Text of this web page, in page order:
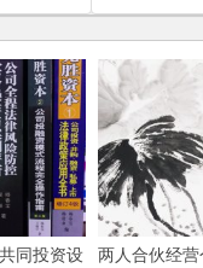
同投资设
两人合伙经